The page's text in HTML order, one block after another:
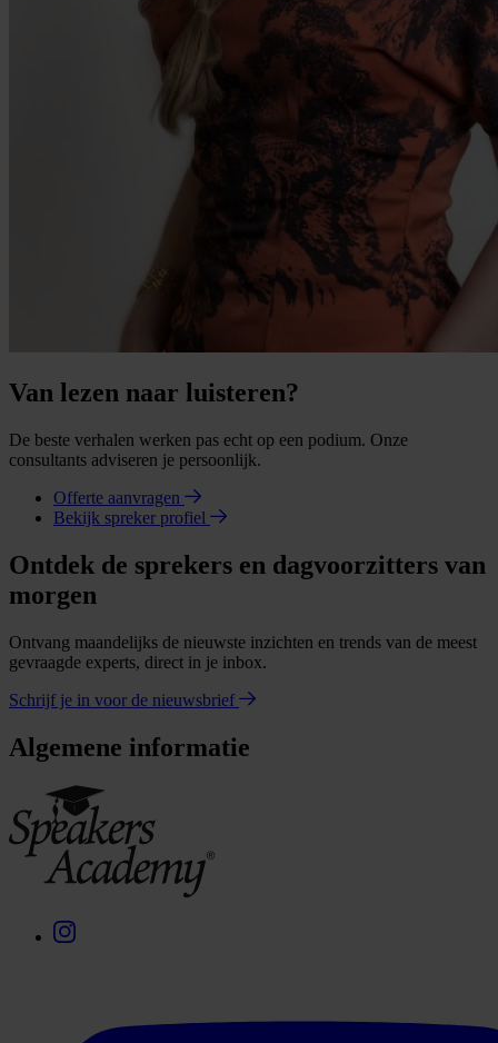
Van lezen naar luisteren?
De beste verhalen werken pas echt op een podium. Onze
consultants adviseren je persoonlijk.
Offerte aanvragen
Bekijk spreker profiel
Ontdek de sprekers en dagvoorzitters van
morgen
Ontvang maandelijks de nieuwste inzichten en trends van de meest
gevraagde experts, direct in je inbox.
Schrijf je in voor de nieuwsbrief
Algemene informatie